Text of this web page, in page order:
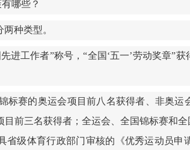
有哪些 ？
种类型。
进工作者”称号，“全国 ‘五一’劳动奖章”获
标赛的奥运会项目前八名获得者、非奥
前三名获得者；全运会、全国锦标赛和
省级体育行政部门审核的《优秀运动员